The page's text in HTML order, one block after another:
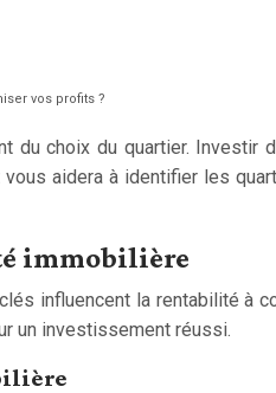
vos profits ?
choix du quartier. Investir
aidera à identifier les
immobilière
influencent la rentabilité à
un investissement réussi.